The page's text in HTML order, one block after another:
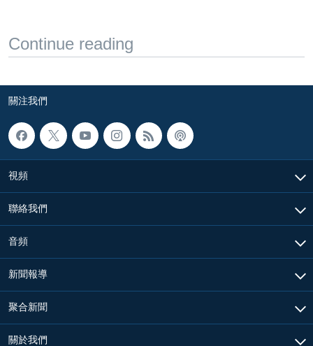
Continue reading
關注我們
視頻
聯絡我們
音頻
新聞報導
聚合新聞
關於我們